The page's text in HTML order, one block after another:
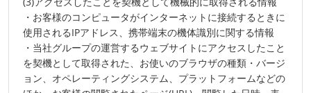
・お客様のコンピュータがインターネットに接続するときに
使用されるIPアドレス、携帯端末の機体識別に関する情報
・当社グループの運営するウェブサイトにアクセスしたこと
を契機として取得された、お使いのブラウザの種類・バージ
ョン、オペレーティングシステム、プラットフォームなどの